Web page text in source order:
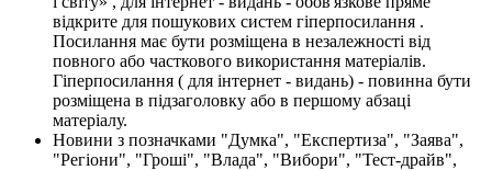
відкрите для пошукових систем гіперпосилання .
Посилання має бути розміщена в незалежності від
повного або часткового використання матеріалів.
Гіперпосилання ( для інтернет - видань) - повинна бути
розміщена в підзаголовку або в першому абзаці
матеріалу.
Новини з позначками "Думка", "Експертиза", "Заява",
"Регіони", "Гроші", "Влада", "Вибори", "Тест-драйв",